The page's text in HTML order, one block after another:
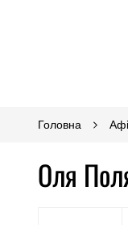
Головна
Оля